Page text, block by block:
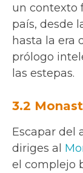
un contexto
país, desde
hasta la era
prólogo
las estepas.
3.2
Escapar del
diriges al
el complejo